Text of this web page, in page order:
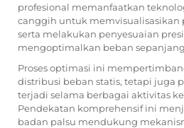
profesional memanfaatkan
canggih untuk memvisualisasikan
serta melakukan penyesuaian
mengoptimalkan beban
Proses optimasi ini
distribusi beban statis, tetapi juga
terjadi selama berbagai aktivitas
Pendekatan komprehensif ini
badan palsu mendukung